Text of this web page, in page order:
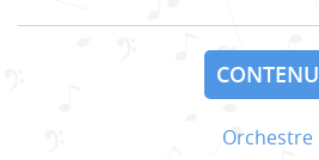
CONTENU
Orchestre